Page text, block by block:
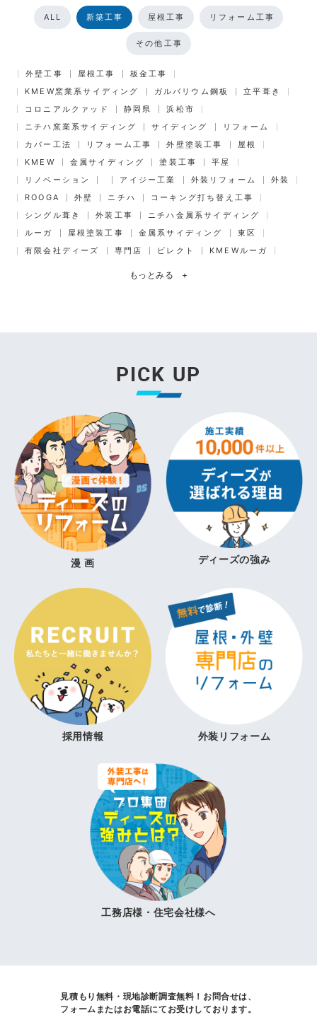
ALL 新築工事 屋根工事 リフォーム工事
その他工事
外壁工事 屋根工事
板金工事
KMEW窯業系サイディング
ガルバリウム鋼板
立平葺き
コロニアルクァッド
静岡県
浜松市
ニチハ窯業系サイディング
サイディング
リフォーム
カバー工法
リフォーム工事 外壁塗装工事
屋根
KMEW
金属サイディング 塗装工事
平屋
リノベーション
アイジー工業 外装リフォーム
外装
ROOGA
外壁 ニチハ
コーキング打ち替え工事
シングル葺き
外装工事
ニチハ金属系サイディング
ルーガ
屋根塗装工事 金属系サイディング
東区
有限会社ディーズ
専門店 ビレクト KMEWルーガ
もっとみる +
PICK UP
漫 画 ディーズの強み
採用情報 外装リフォーム
工務店様・住宅会社様へ
見積もり無料・現地診断調査無料！ お問合せは、
フォームまたはお電話にてお受けしております。